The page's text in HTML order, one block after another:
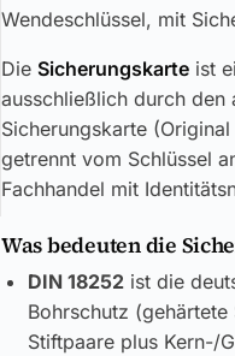
Wendeschlüssel, mit
Die Sicherungskarte ist
ausschließlich durch den
Sicherungskarte
getrennt vom Schlüssel
Fachhandel mit
Was bedeuten die
DIN 18252ist die
Bohrschutz (gehärtete
Stiftpaare plus Kern-/